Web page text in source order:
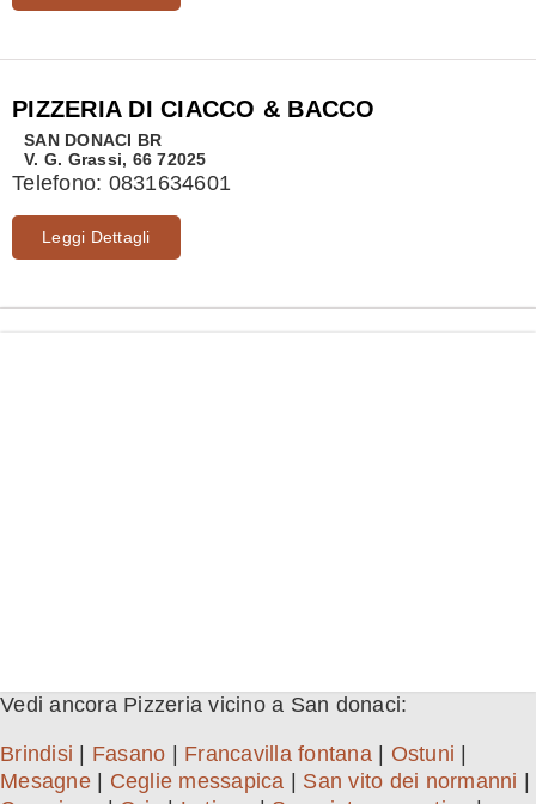
PIZZERIA DI CIACCO & BACCO
SAN DONACI
BR
V. G. Grassi, 66 72025
Telefono: 0831634601
Leggi Dettagli
Vedi ancora Pizzeria vicino a San donaci:
Brindisi Fasano Francavilla fontana| Ostuni
Mesagne| Ceglie messapica San vito dei normanni